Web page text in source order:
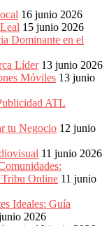
16 junio 2026
15 junio 2026
Dominante en el
Líder 13 junio 2026
Móviles 13 junio
ATL
tu Negocio 12 junio
11 junio 2026
Online 11 junio
Ideales: Guía
2026